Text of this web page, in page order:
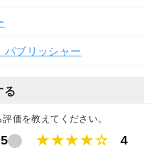
パブリッシャー
る
価を教えてください。
5 ★★★★☆
4